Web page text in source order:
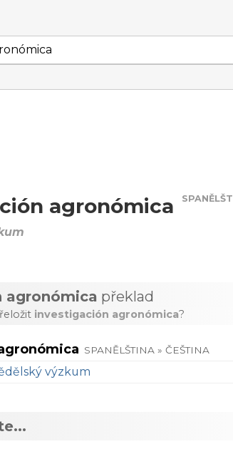
agronómica
agronómica překlad
investigación agronómica?
SPANĚLŠTINA » ČEŠTINA
výzkum